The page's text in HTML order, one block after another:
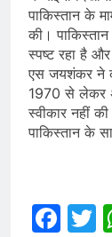
पाकिस्तान के
की।
स्पष्ट रहा है
एस जयशंकर ने
1970 से लेकर
स्वीकार नहीं
पाकिस्तान के